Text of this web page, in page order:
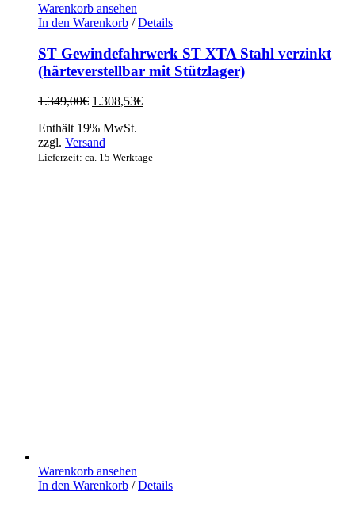
Warenkorb ansehen
In den Warenkorb / Details
ST Gewindefahrwerk ST XTA Stahl verzinkt
(härteverstellbar mit Stützlager)
1.349,00€ Ursprünglicher
war:
1.349,00€
1.308,53€Aktueller
Enthält 19% MwSt.
zzgl. Versand
Lieferzeit: ca. 15 Werktage
Warenkorb ansehen
In den Warenkorb / Details